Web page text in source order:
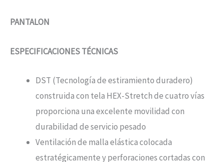
PANTALON
ESPECIFICACIONES TÉCNICAS
DST (Tecnología de estiramiento duradero)
construida con tela HEX-Stretch de cuatro vías
proporciona una excelente movilidad con
durabilidad de servicio pesado
Ventilación de malla elástica colocada
estratégicamente y perforaciones cortadas con